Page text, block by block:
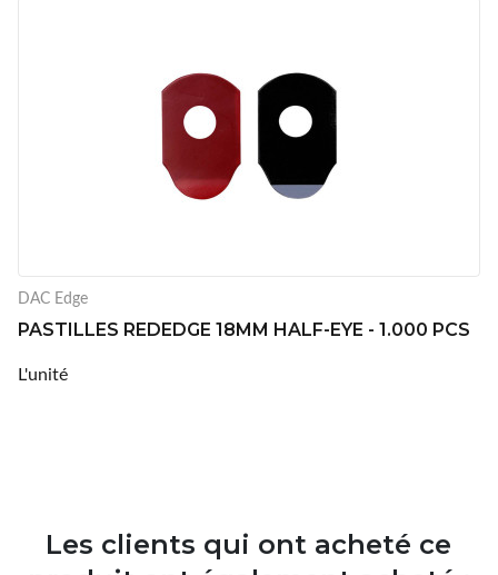
DAC Edge
PASTILLES REDEDGE 18MM HALF-EYE - 1.000 PCS
L'unité
Les clients qui ont acheté ce